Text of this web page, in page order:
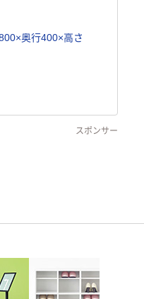
奥行400×高さ
スポンサー